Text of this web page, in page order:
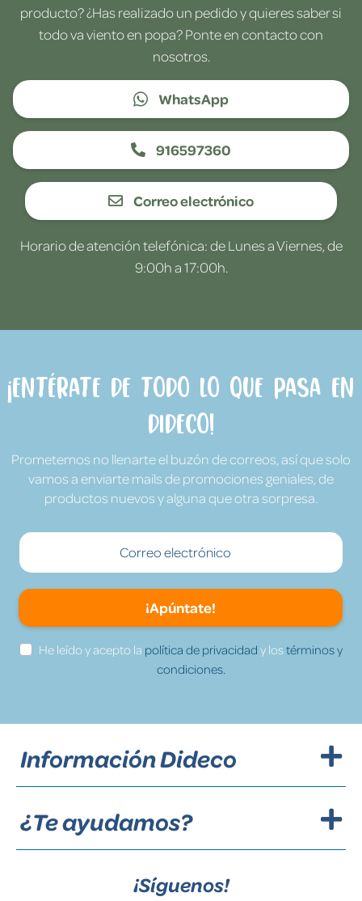
producto? ¿Has realizado un pedido y quieres saber si
todo va viento en popa? Ponte en contacto con
nosotros.
WhatsApp
916597360
Correo electrónico
Horario de atención telefónica: de Lunes a Viernes, de
9:00h a 17:00h.
¡Entérate de todo lo que pasa en
Dideco!
Prometemos no llenarte el buzón de correos, así que solo
vamos a enviarte mails de promociones geniales, de
productos nuevos y alguna que otra sorpresa.
¡Apúntate!
He leído y acepto la política de privacidad y lostérminos y
condiciones.
Información Dideco
¿Te ayudamos?
¡Síguenos!